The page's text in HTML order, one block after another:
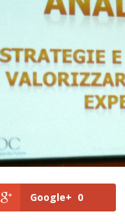
Google+ 0